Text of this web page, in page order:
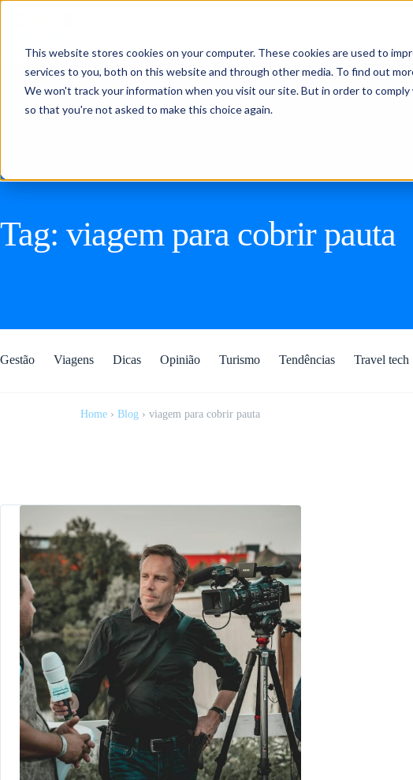
This website stores cookies on your computer. These cookies are used to
services to you, both on this website and through other media. To find out
We won't track your information when you visit our site. But in order to
so that you're not asked to make this choice again.
Tag: viagem para cobrir pauta
Gestão Viagens Dicas Opinião Turismo Tendências Travel tech
Home › Blog › viagem para cobrir pauta